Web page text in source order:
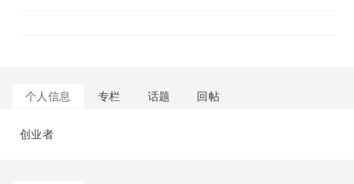
个人信息 专栏 话题 回帖
创业者